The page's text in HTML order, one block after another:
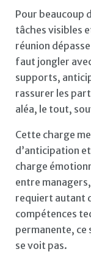
Pour beaucoup
tâches visibles
réunion
faut jongler
supports,
rassurer les
aléa, le tout,
Cette charge
d’anticipation
charge
entre
requiert autant
compétences
permanente, ce
se voit pas.